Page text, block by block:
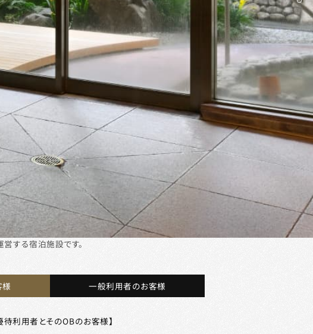
する宿泊施設です。
一般利用者のお客様
待利用者とそのOBのお客様】